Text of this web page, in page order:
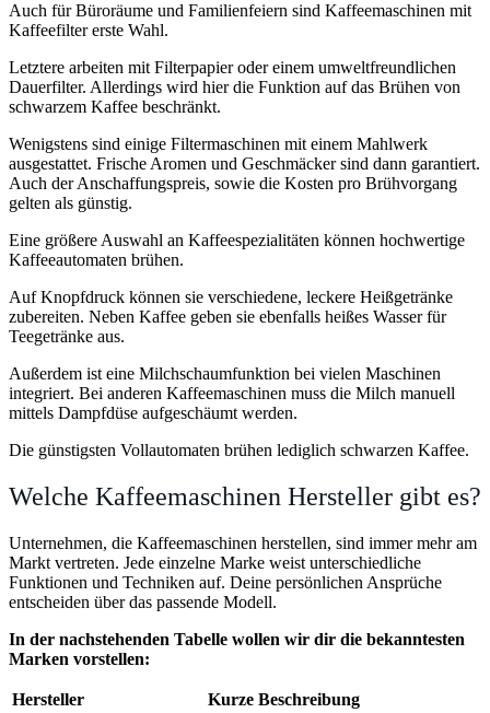
Auch für Büroräume und Familienfeiern sind Kaffeemaschinen mit
Kaffeefilter erste Wahl.
Letztere arbeiten mit Filterpapier oder einem umweltfreundlichen
Dauerfilter. Allerdings wird hier die Funktion auf das Brühen von
schwarzem Kaffee beschränkt.
Wenigstens sind einige Filtermaschinen mit einem Mahlwerk
ausgestattet. Frische Aromen und Geschmäcker sind dann garantiert.
Auch der Anschaffungspreis, sowie die Kosten pro Brühvorgang
gelten als günstig.
Eine größere Auswahl an Kaffeespezialitäten können hochwertige
Kaffeeautomaten brühen.
Auf Knopfdruck können sie verschiedene, leckere Heißgetränke
zubereiten. Neben Kaffee geben sie ebenfalls heißes Wasser für
Teegetränke aus.
Außerdem ist eine Milchschaumfunktion bei vielen Maschinen
integriert. Bei anderen Kaffeemaschinen muss die Milch manuell
mittels Dampfdüse aufgeschäumt werden.
Die günstigsten Vollautomaten brühen lediglich schwarzen Kaffee.
Welche Kaffeemaschinen Hersteller gibt es?
Unternehmen, die Kaffeemaschinen herstellen, sind immer mehr am
Markt vertreten. Jede einzelne Marke weist unterschiedliche
Funktionen und Techniken auf. Deine persönlichen Ansprüche
entscheiden über das passende Modell.
In der nachstehenden Tabelle wollen wir dir die bekanntesten
Marken vorstellen:
Hersteller Kurze Beschreibung